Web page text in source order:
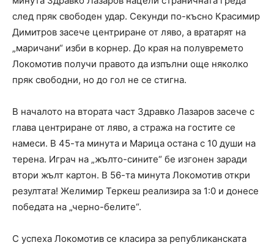
след пряк свободен удар. Секунди по-късно Красимир
Димитров засече центриране от ляво, а вратарят на
„маричани“ изби в корнер. До края на полувремето
Локомотив получи правото да изпълни още няколко
пряк свободни, но до гол не се стигна.
В началото на втората част Здравко Лазаров засече с
глава центриране от ляво, а стража на гостите се
намеси. В 45-та минута и Марица остана с 10 души на
терена. Играч на „жълто-сините“ бе изгонен заради
втори жълт картон. В 56-та минута Локомотив откри
резултата! Желимир Теркеш реализира за 1:0 и донесе
победата на „черно-белите“.
С успеха Локомотив се класира за републиканската